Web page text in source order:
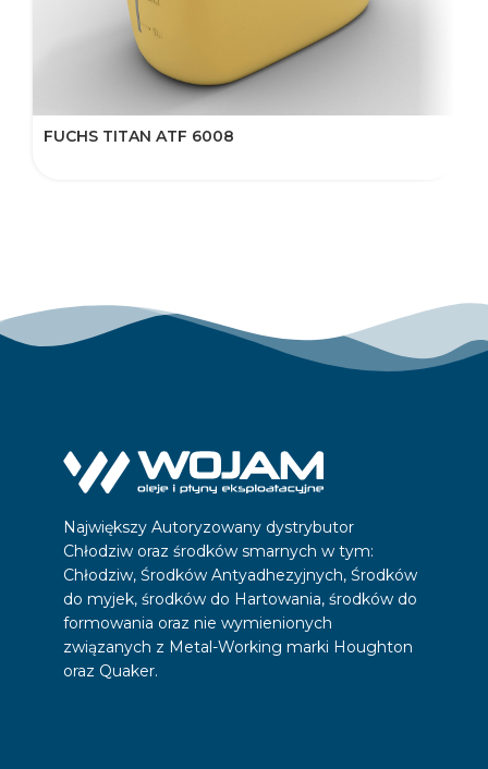
FUCHS TITAN ATF 6008
Największy Autoryzowany dystrybutor
Chłodziw oraz środków smarnych w tym:
Chłodziw, Środków Antyadhezyjnych, Środków
do myjek, środków do Hartowania, środków do
formowania oraz nie wymienionych
związanych z Metal-Working marki Houghton
oraz Quaker.